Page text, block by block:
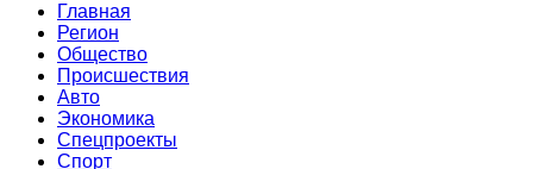
Главная
Регион
Общество
Происшествия
Авто
Экономика
Спецпроекты
Cпорт